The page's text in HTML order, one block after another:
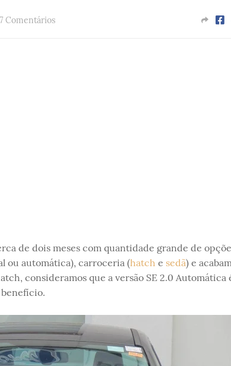
Comentários
de dois meses com quantidade grande de
ou automática), carroceria (hatch e sedã) e
consideramos que a versão SE 2.0 Automática